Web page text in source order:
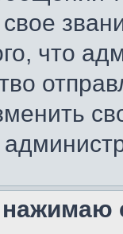
что
нажимаю